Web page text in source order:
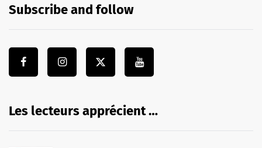
Subscribe and follow
Les lecteurs apprécient …